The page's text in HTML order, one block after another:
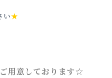
い★
用意しております☆